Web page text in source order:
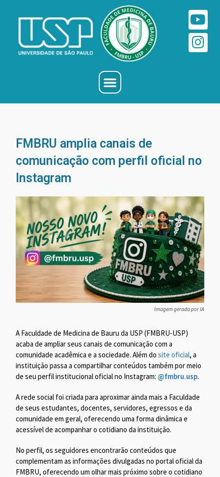
FMBRU amplia canais de
comunicação com perfil oficial no
Instagram
Imagem gerada por IA
A Faculdade de Medicina de Bauru da USP (FMBRU-USP)
acaba de ampliar seus canais de comunicação com a
comunidade acadêmica e a sociedade. Além dosite oficial, a
instituição passa a compartilhar conteúdos também por meio
de seu perfil institucional oficial no Instagram: @fmbru.usp.
A rede social foi criada para aproximar ainda mais a Faculdade
de seus estudantes, docentes, servidores, egressos e da
comunidade em geral, oferecendo uma forma dinâmica e
acessível de acompanhar o cotidiano da instituição.
No perfil, os seguidores encontrarão conteúdos que
complementam as informações divulgadas no portal oficial da
FMBRU, oferecendo um olhar mais próximo sobre o cotidiano